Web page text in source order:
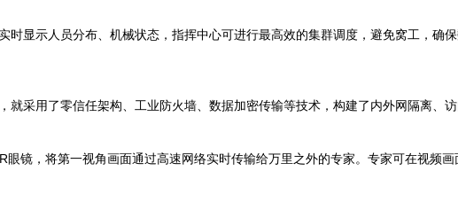
时显示人员分布、机械状态，指挥中心可进行最高效的集群调度，避免窝工，确保
就采用了零信任架构、工业防火墙、数据加密传输等技术，构建了内外网隔离、
镜，将第一视角画面通过高速网络实时传输给万里之外的专家。专家可在视频